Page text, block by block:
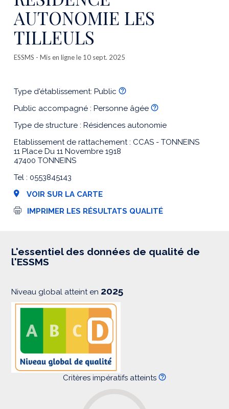
AUTONOMIE LES
TILLEULS
ESSMS - Mis en ligne le 10 sept. 2025
Type d'établissement: Public
Public accompagné : Personne âgée
Type de structure : Résidences autonomie
Etablissement de rattachement : CCAS - TONNEINS
11 Place Du 11 Novembre 1918
47400 TONNEINS
Tel : 0553845143
VOIR SUR LA CARTE
I
s
i
IMPRIMER LES RÉSULTATS QUALITÉ
L'essentiel des données de qualité de
l'ESSMS
Niveau global atteint en 2025
Critères impératifs atteints